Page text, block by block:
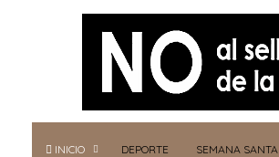
INICIO DEPORTE SEMANA SANTA